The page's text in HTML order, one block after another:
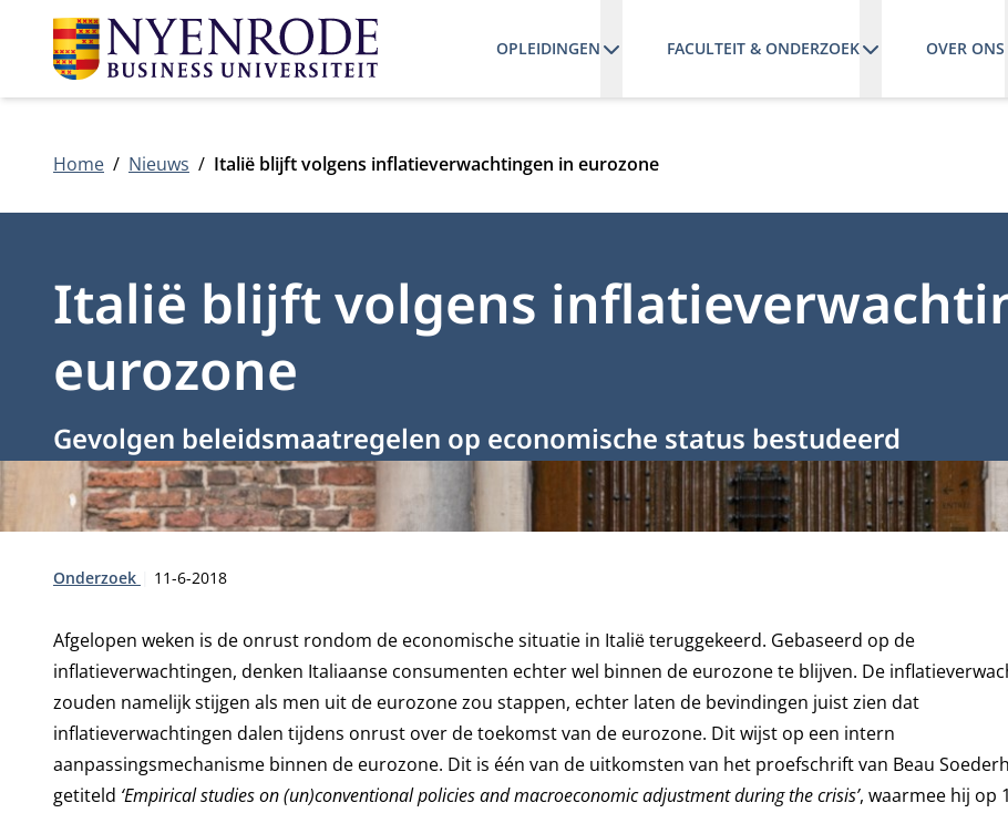
OPLEIDINGEN FACULTEIT & ONDERZOEK OVER ONS
Home Nieuws Italië blijft volgens inflatieverwachtingen in eurozone
Italië blijft volgens
eurozone
Gevolgen beleidsmaatregelen op economische status bestudeerd
Type:
Onderzoek Publicatiedatum:
11-6-2018
Afgelopen weken is de onrust rondom de economische situatie in Italië teruggekeerd. Gebaseerd op de
inflatieverwachtingen, denken Italiaanse consumenten echter wel binnen de eurozone te blijven. De
zouden namelijk stijgen als men uit de eurozone zou stappen, echter laten de bevindingen juist zien dat
inflatieverwachtingen dalen tijdens onrust over de toekomst van de eurozone. Dit wijst op een intern
aanpassingsmechanisme binnen de eurozone. Dit is één van de uitkomsten van het proefschrift van Beau
getiteld ‘Empirical studies on (un)conventional policies and macroeconomic adjustment during the crisis’, waarmee hij op